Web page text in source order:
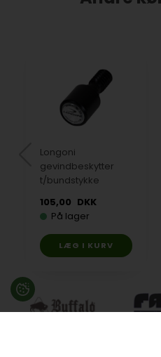
Longoni
gevindbeskytter
t/bundstykke
105,00 DKK
På lager